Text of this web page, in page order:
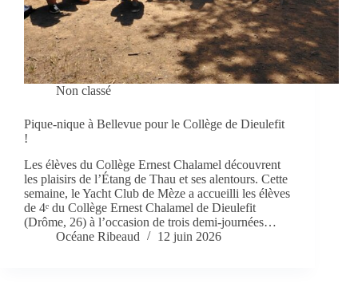
Non classé
Pique-nique à Bellevue pour le Collège de Dieulefit
!
Les élèves du Collège Ernest Chalamel découvrent
les plaisirs de l’Étang de Thau et ses alentours. Cette
semaine, le Yacht Club de Mèze a accueilli les élèves
de 4ᵉ du Collège Ernest Chalamel de Dieulefit
(Drôme, 26) à l’occasion de trois demi-journées…
Océane Ribeaud
12 juin 2026